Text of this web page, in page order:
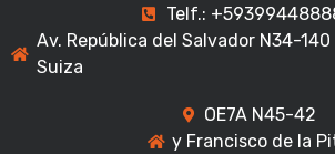
Telf.:
Av. República del Salvador N34-
Suiza
OE7A N45-42
y Francisco de la